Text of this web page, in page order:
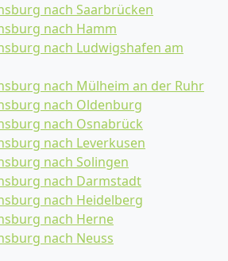
nach Saarbrücken
nach Hamm
nach Ludwigshafen am
nach Mülheim an der Ruhr
nach Oldenburg
nach Osnabrück
nach Leverkusen
nach Solingen
nach Darmstadt
nach Heidelberg
nach Herne
nach Neuss